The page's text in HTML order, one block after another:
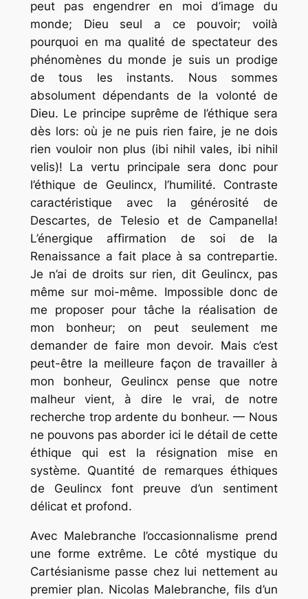
peut pas engendrer en moi d’image du
monde; Dieu seul a ce pouvoir; voilà
pourquoi en ma qualité de spectateur des
phénomènes du monde je suis un prodige
de tous les instants. Nous sommes
absolument dépendants de la volonté de
Dieu. Le principe suprême de l’éthique sera
dès lors: où je ne puis rien faire, je ne dois
rien vouloir non plus (ibi nihil vales, ibi nihil
velis)! La vertu principale sera donc pour
l’éthique de Geulincx, l’humilité. Contraste
caractéristique avec la générosité de
Descartes, de Telesio et de Campanella!
L’énergique affirmation de soi de la
Renaissance a fait place à sa contrepartie.
Je n’ai de droits sur rien, dit Geulincx, pas
même sur moi-même. Impossible donc de
me proposer pour tâche la réalisation de
mon bonheur; on peut seulement me
demander de faire mon devoir. Mais c’est
peut-être la meilleure façon de travailler à
mon bonheur, Geulincx pense que notre
malheur vient, à dire le vrai, de notre
recherche trop ardente du bonheur. — Nous
ne pouvons pas aborder ici le détail de cette
éthique qui est la résignation mise en
système. Quantité de remarques éthiques
de Geulincx font preuve d’un sentiment
délicat et profond.
Avec Malebranche l’occasionnalisme prend
une forme extrême. Le côté mystique du
Cartésianisme passe chez lui nettement au
premier plan. Nicolas Malebranche, fils d’un